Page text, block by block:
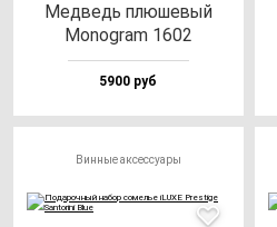
Мед­ведь плю­ше­вый
Monog­ram 1602
5900 руб
Винные аксессуары